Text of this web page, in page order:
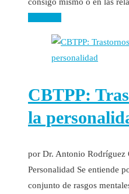
CBTPP:
la
por Dr. Antonio Rodríguez
Personalidad Se entiende
conjunto de rasgos